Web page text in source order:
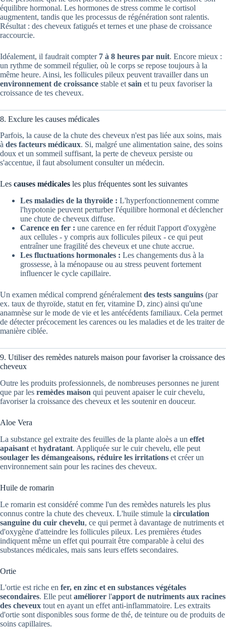
équilibre hormonal. Les hormones de stress comme le cortisol
augmentent, tandis que les processus de régénération sont ralentis.
Résultat : des cheveux fatigués et ternes et une phase de croissance
raccourcie.
Idéalement, il faudrait compter 7 à 8 heures par nuit. Encore mieux :
un rythme de sommeil régulier, où le corps se repose toujours à la
même heure. Ainsi, les follicules pileux peuvent travailler dans un
environnement de croissance stable et sain et tu peux favoriser la
croissance de tes cheveux.
8. Exclure les causes médicales
Parfois, la cause de la chute des cheveux n'est pas liée aux soins, mais
à des facteurs médicaux. Si, malgré une alimentation saine, des soins
doux et un sommeil suffisant, la perte de cheveux persiste ou
s'accentue, il faut absolument consulter un médecin.
Les causes médicales les plus fréquentes sont les suivantes
Les maladies de la thyroïde : L'hyperfonctionnement comme
l'hypotonie peuvent perturber l'équilibre hormonal et déclencher
une chute de cheveux diffuse.
Carence en fer : une carence en fer réduit l'apport d'oxygène
aux cellules - y compris aux follicules pileux - ce qui peut
entraîner une fragilité des cheveux et une chute accrue.
Les fluctuations hormonales : Les changements dus à la
grossesse, à la ménopause ou au stress peuvent fortement
influencer le cycle capillaire.
Un examen médical comprend généralement des tests sanguins (par
ex. taux de thyroïde, statut en fer, vitamine D, zinc) ainsi qu'une
anamnèse sur le mode de vie et les antécédents familiaux. Cela permet
de détecter précocement les carences ou les maladies et de les traiter de
manière ciblée.
9. Utiliser des remèdes naturels maison pour favoriser la croissance des
cheveux
Outre les produits professionnels, de nombreuses personnes ne jurent
que par les remèdes maison qui peuvent apaiser le cuir chevelu,
favoriser la croissance des cheveux et les soutenir en douceur.
Aloe Vera
La substance gel extraite des feuilles de la plante aloès a un effet
apaisant et hydratant. Appliquée sur le cuir chevelu, elle peut
soulager les démangeaisons, réduire les irritations et créer un
environnement sain pour les racines des cheveux.
Huile de romarin
Le romarin est considéré comme l'un des remèdes naturels les plus
connus contre la chute des cheveux. L'huile stimule la circulation
sanguine du cuir chevelu, ce qui permet à davantage de nutriments et
d'oxygène d'atteindre les follicules pileux. Les premières études
indiquent même un effet qui pourrait être comparable à celui des
substances médicales, mais sans leurs effets secondaires.
Ortie
L'ortie est riche en fer, en zinc et en substances végétales
secondaires. Elle peutaméliorer l'apport de nutriments aux racines
des cheveux tout en ayant un effet anti-inflammatoire. Les extraits
d'ortie sont disponibles sous forme de thé, de teinture ou de produits de
soins capillaires.